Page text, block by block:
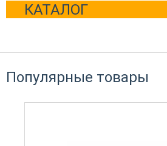
КАТАЛОГ
Популярные товары